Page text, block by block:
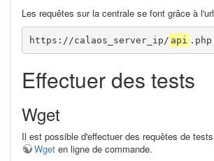
Les requêtes sur la centrale se font grâce à
https://calaos_server_ip/ api .php
Effectuer des tests
Wget
Il est possible d'effectuer des requêtes de
Wget en ligne de commande.